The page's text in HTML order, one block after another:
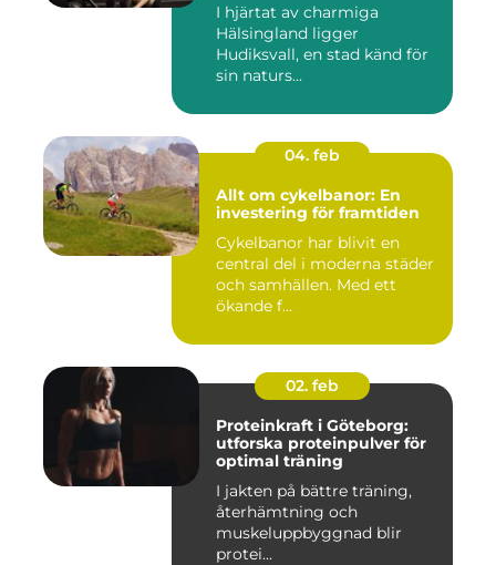
I hjärtat av charmiga
Hälsingland ligger
Hudiksvall, en stad känd för
sin naturs...
04. feb
Allt om cykelbanor: En
investering för framtiden
Cykelbanor har blivit en
central del i moderna städer
och samhällen. Med ett
ökande f...
02. feb
Proteinkraft i Göteborg:
utforska proteinpulver för
optimal träning
I jakten på bättre träning,
återhämtning och
muskeluppbyggnad blir
protei...